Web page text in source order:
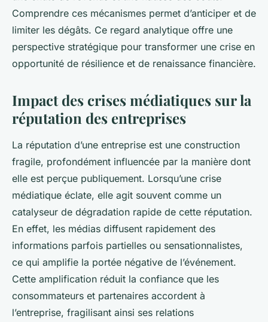
Comprendre ces mécanismes permet d’anticiper et de
limiter les dégâts. Ce regard analytique offre une
perspective stratégique pour transformer une crise en
opportunité de résilience et de renaissance financière.
Impact des crises médiatiques sur la
réputation des entreprises
La réputation d’une entreprise est une construction
fragile, profondément influencée par la manière dont
elle est perçue publiquement. Lorsqu’une crise
médiatique éclate, elle agit souvent comme un
catalyseur de dégradation rapide de cette réputation.
En effet, les médias diffusent rapidement des
informations parfois partielles ou sensationnalistes,
ce qui amplifie la portée négative de l’événement.
Cette amplification réduit la confiance que les
consommateurs et partenaires accordent à
l’entreprise, fragilisant ainsi ses relations